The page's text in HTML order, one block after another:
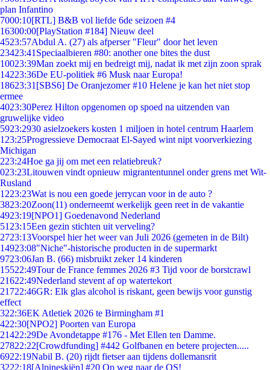
plan Infantino
7000:10[RTL] B&B vol liefde 6de seizoen #4
16300:00[PlayStation #184] Nieuw deel
4523:57Abdul A. (27) als afperser "Fleur" door het leven
23423:41 Speciaalbieren #80: another one bites the dust
10023:39Man zoekt mij en bedreigt mij, nadat ik met zijn zoon sprak
14223:36De EU-politiek #6 Musk naar Europa!
18623:31 [SBS6] De Oranjezomer #10 Helene je kan het niet stop
ermee
4023:30Perez Hilton opgenomen op spoed na uitzenden van
gruwelijke video
5923:2930 asielzoekers kosten 1 miljoen in hotel centrum Haarlem
1 23:25Progressieve Democraat El-Sayed wint nipt voorverkiezing
Michigan
223:24Hoe ga jij om met een relatiebreuk?
023:23Litouwen vindt opnieuw migrantentunnel onder grens met Wit-
Rusland
1223:23Wat is nou een goede jerrycan voor in de auto ?
3823:20Zoon(11) onderneemt werkelijk geen reet in de vakantie
4923:19[NPO1] Goedenavond Nederland
51 23:15Een gezin stichten uit verveling?
2723:13Voorspel hier het weer van Juli 2026 (gemeten in de Bilt)
14923:08"Niche"-historische producten in de supermarkt
9723:06Jan B. (66) misbruikt zeker 14 kinderen
15522:49Tour de France femmes 2026 #3 Tijd voor de borstcrawl
21622:49Nederland stevent af op watertekort
21722:46GR: Elk glas alcohol is riskant, geen bewijs voor gunstig
effect
322:36EK Atletiek 2026 te Birmingham #1
422:30[NPO2] Poorten van Europa
21422:29De Avondetappe #176 - Met Ellen ten Damme.
27822:22[Crowdfunding] #442 Golfbanen en betere projecten.....
6922:19Nabil B. (20) rijdt fietser aan tijdens dollemansrit
3222:18[Alpineskiën] #20 Op weg naar de OS!